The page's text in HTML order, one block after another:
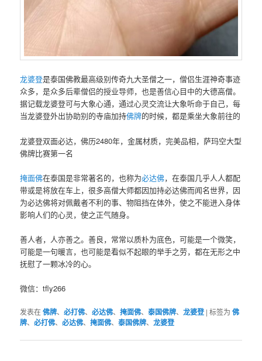
龙婆登是泰国佛教最高级别传奇九大圣僧之一，僧侣生涯神奇事迹
众多，是众多后辈僧侣的授业导师，也是善信心目中的大德高僧。
据记载龙婆登可与大象心通，通过心灵交流让大象听命于自己，每
当龙婆登外出协助别的寺庙加持佛牌的时候，都是乘坐大象前往的
龙婆登双面必达，佛历2480年，金属材质，完美品相，萨玛空大型
佛牌比赛第一名
掩面佛在泰国是非常著名的，也称为必达佛，在泰国几乎人人都配
带或是将放在车上，很多高僧大师都因加持必达佛而闻名世界，因
为必达佛将对佩戴者不利的事、物阻挡在体外，使之不能进入身体
影响人们的心灵，使之正气随身。
善人者，人亦善之。善良，常常以质朴为底色，可能是一个微笑，
可能是一句暖言，也可能是看似不起眼的举手之劳，都在无形之中
抚慰了一颗冰冷的心。
微信：tfly266
发表在佛牌、必打佛、必达佛、掩面佛、泰国佛牌、龙婆登 |标签为 佛
牌、必打佛、必达佛、掩面佛、泰国佛牌、龙婆登